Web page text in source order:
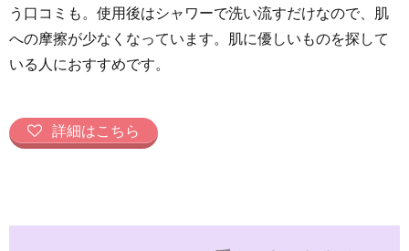
う口コミも。使用後はシャワーで洗い流すだけなので、肌
への摩擦が少なくなっています。肌に優しいものを探して
いる人におすすめです。
詳細はこちら